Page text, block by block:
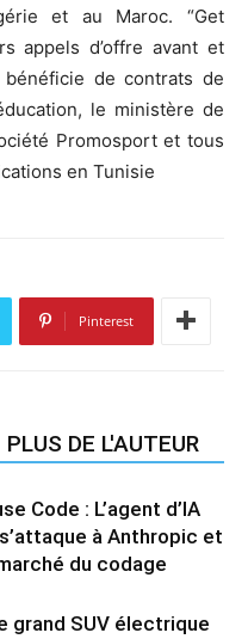
et au Maroc. “Get
appels d’offre avant et
de contrats de
le ministère de
Promosport et tous
en Tunisie
Pinterest
PLUS DE L'AUTEUR
Code : L’agent d’IA
à Anthropic et
du codage
grand SUV électrique